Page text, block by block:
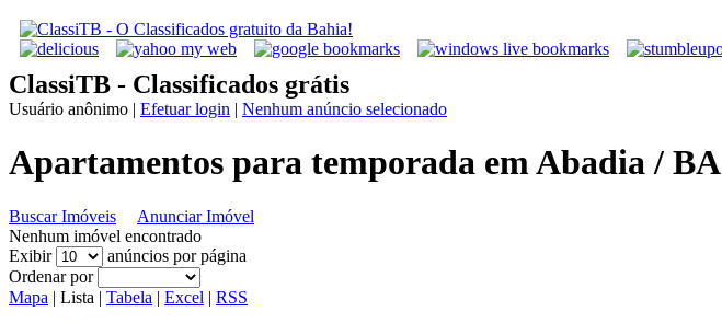
ClassiTB - Classificados grátis
Usuário anônimo | Efetuar login | Nenhum anúncio selecionado
Apartamentos para temporada em Abadia / BA
Buscar Imóveis
Anunciar Imóvel
Nenhum imóvel encontrado
Exibir
anúncios por página
Ordenar por
Mapa | Lista | Tabela | Excel | RSS